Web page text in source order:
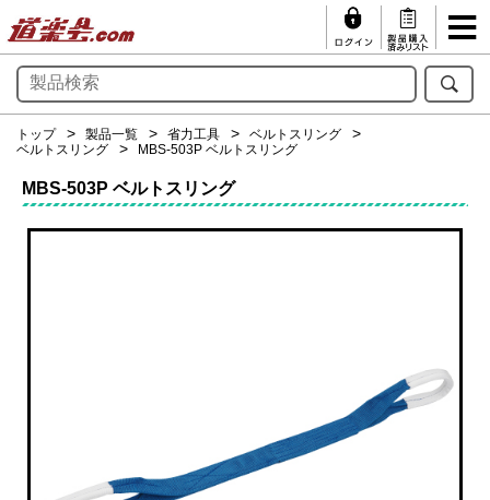
トップ 製品一覧 省力工具
ベルトスリング
ベルトスリング
MBS-503P ベルトスリング
MBS-503P ベルトスリング